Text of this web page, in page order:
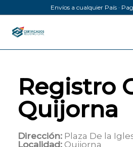
al
contenido
Envíos a cualquier País ·
Registro
Quijorna
Dirección: Plaza De la
Localidad: Quijorna